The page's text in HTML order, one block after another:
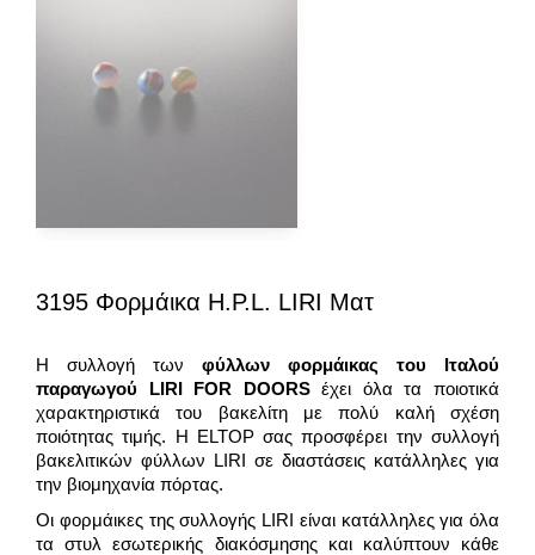
3195 Φορμάικα H.P.L. LIRI Ματ
Η συλλογή των φύλλων φορμάικας του Ιταλού
παραγωγού
LIRI FOR DOORSέχει όλα τα ποιοτικά
χαρακτηριστικά του βακελίτη με πολύ καλή σχέση
ποιότητας τιμής. Η ELTOP σας προσφέρει την συλλογή
βακελιτικών φύλλων LIRI σε διαστάσεις κατάλληλες για
την βιομηχανία πόρτας.
Οι φορμάικες της συλλογής LIRI είναι κατάλληλες για όλα
τα στυλ εσωτερικής διακόσμησης και καλύπτουν κάθε